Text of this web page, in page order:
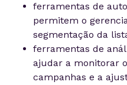
ferramentas de
permitem o
segmentação da
ferramentas de
ajudar a monitorar
campanhas e a